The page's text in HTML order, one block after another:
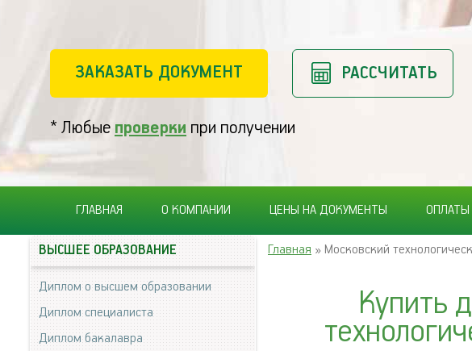
ЗАКАЗАТЬ ДОКУМЕНТ РАССЧИТАТЬ
* Любые проверки при получении
ГЛАВНАЯ О КОМПАНИИ ЦЕНЫ НА ДОКУМЕНТЫ ОПЛАТЫ
Главная » Московский
Купить
ВЫСШЕЕ ОБРАЗОВАНИЕ
Диплом о высшем образовании
Диплом специалиста
Диплом бакалавра